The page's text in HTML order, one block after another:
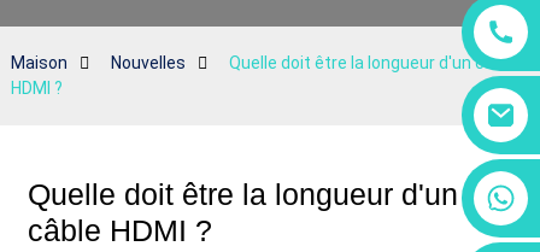
+86 18760065206
Maison Nouvelles
Quelle doit être la longueur d'un câble
HDMI ?
Quelle doit être la longueur d'un
câble HDMI ?